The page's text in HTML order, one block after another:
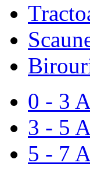
0 - 3
3 - 5
5 - 7